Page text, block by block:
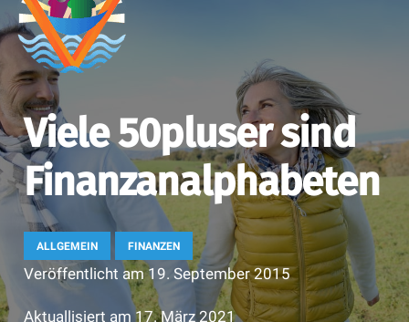
Viele 50pluser sind
Finanzanalphabeten
ALLGEMEIN FINANZEN
Veröffentlicht am19. September 2015
Aktuallisiert am 17. März 2021